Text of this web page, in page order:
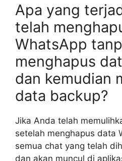
Apa yang
telah
WhatsApp
menghapus
dan kemudian
data backup?
Jika Anda telah
setelah menghapus data
semua chat yang telah
dan akan muncul di